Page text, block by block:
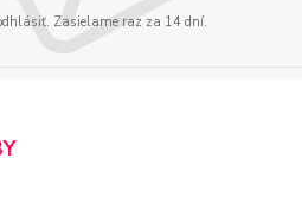
Zasielame raz za 14 dní.